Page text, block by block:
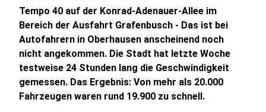
Tempo 40 auf der Konrad-Adenauer-Allee im
Bereich der Ausfahrt Grafenbusch - Das ist bei
Autofahrern in Oberhausen anscheinend noch
nicht angekommen. Die Stadt hat letzte Woche
testweise 24 Stunden lang die Geschwindigkeit
gemessen. Das Ergebnis: Von mehr als 20.000
Fahrzeugen waren rund 19.900 zu schnell.